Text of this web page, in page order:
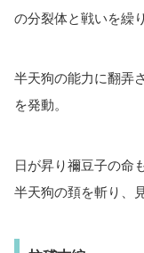
の分裂体と戦いを繰
半天狗の能力に翻弄
を発動。
日が昇り禰豆子の命
半天狗の頚を斬り、